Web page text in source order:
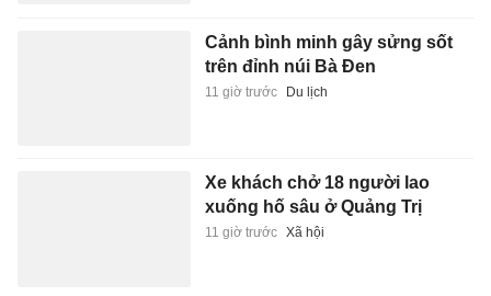
Cảnh bình minh gây sửng sốt
trên đỉnh núi Bà Đen
11 giờ trước Du lịch
Xe khách chở 18 người lao
xuống hố sâu ở Quảng Trị
11 giờ trước Xã hội